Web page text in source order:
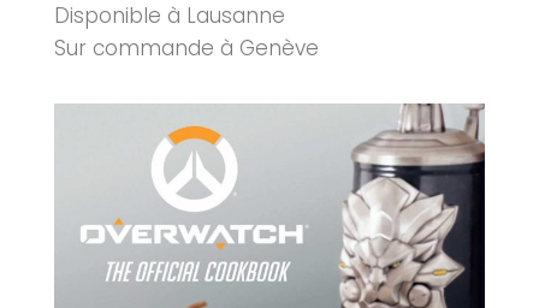
Disponible à Lausanne
Sur commande à Genève